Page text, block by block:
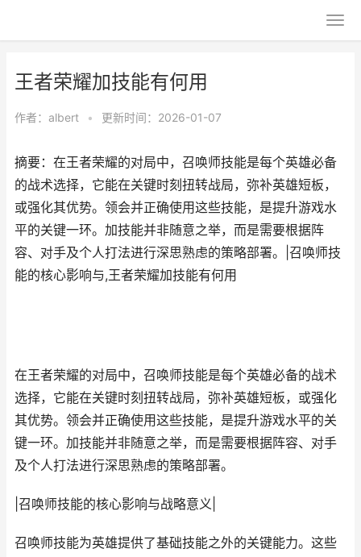
王者荣耀加技能有何用
作者： albert • 更新时间：2026-01-07
摘要：在王者荣耀的对局中，召唤师技能是每个英雄必备
的战术选择，它能在关键时刻扭转战局，弥补英雄短板，
或强化其优势。领会并正确使用这些技能，是提升游戏水
平的关键一环。加技能并非随意之举，而是需要根据阵
容、对手及个人打法进行深思熟虑的策略部署。|召唤师技
能的核心影响与,王者荣耀加技能有何用
在王者荣耀的对局中，召唤师技能是每个英雄必备的战术
选择，它能在关键时刻扭转战局，弥补英雄短板，或强化
其优势。领会并正确使用这些技能，是提升游戏水平的关
键一环。加技能并非随意之举，而是需要根据阵容、对手
及个人打法进行深思熟虑的策略部署。
|召唤师技能的核心影响与战略意义|
召唤师技能为英雄提供了基础技能之外的关键能力。这些